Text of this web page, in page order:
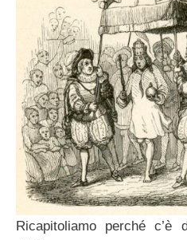
Ricapitoliamo perché c’è